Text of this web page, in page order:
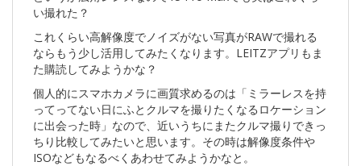
い撮れた？
これくらい高解像度でノイズがない写真がRAWで撮れる
ならもう少し活用してみたくなります。LEITZアプリもま
た購読してみようかな？
個人的にスマホカメラに画質求めるのは「ミラーレスを持
ってってない日にふとクルマを撮りたくなるロケーション
に出会った時」なので、近いうちにまたクルマ撮りできっ
ちり比較してみたいと思います。その時は解像度条件や
ISOなどもなるべくあわせてみようかなと。